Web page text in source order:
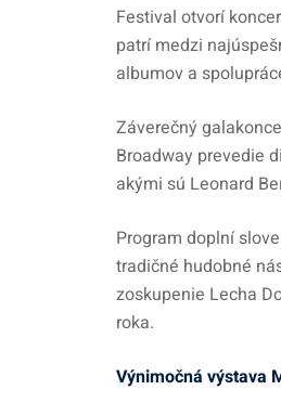
Festival otvorí
patrí medzi
albumov a
Záverečný
Broadway prevedie
akými sú Leonard
Program doplní
tradičné hudobné
zoskupenie Lecha
roka.
Výnimočná výstava